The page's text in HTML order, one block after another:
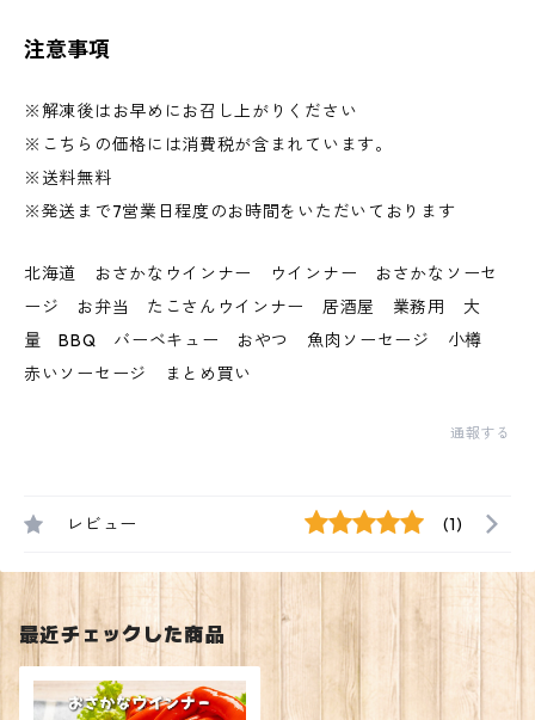
注意事項
※解凍後はお早めにお召し上がりください
※こちらの価格には消費税が含まれています。
※送料無料
※発送まで7営業日程度のお時間をいただいております
北海道 おさかなウインナー ウインナー おさかなソーセ
ージ お弁当 たこさんウインナー 居酒屋 業務用 大
量 BBQ バーベキュー おやつ 魚肉ソーセージ 小樽
赤いソーセージ まとめ買い
通報する
レビュー (1)
最近チェックした商品